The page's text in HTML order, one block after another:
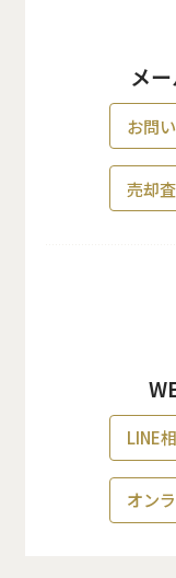
メ
お問
売却
LINE
オン